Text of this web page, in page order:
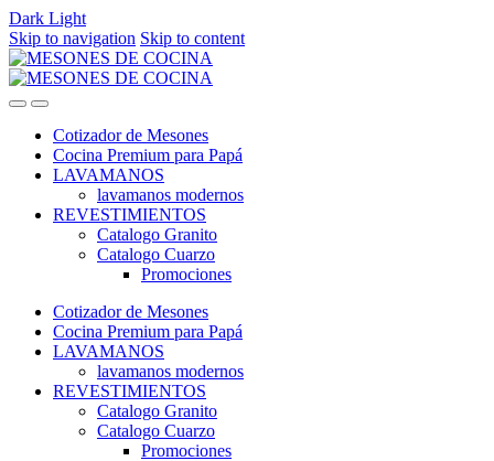
Dark Light
Skip to navigation Skip to content
Cotizador de Mesones
Cocina Premium para Papá
LAVAMANOS
lavamanos modernos
REVESTIMIENTOS
Catalogo Granito
Catalogo Cuarzo
Promociones
Cotizador de Mesones
Cocina Premium para Papá
LAVAMANOS
lavamanos modernos
REVESTIMIENTOS
Catalogo Granito
Catalogo Cuarzo
Promociones